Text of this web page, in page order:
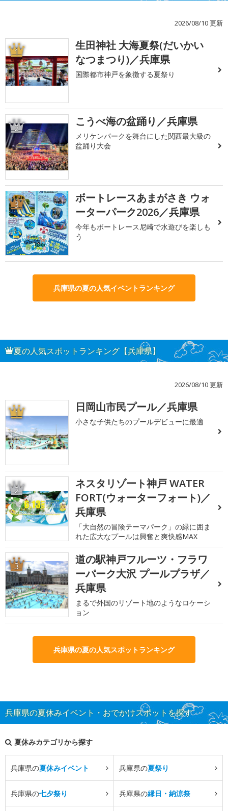
2026/08/10 更新
1
生田神社 大海夏祭(だいかい
なつまつり)／兵庫県
国際都市神戸を象徴する夏祭り
2 こうべ海の盆踊り／兵庫県
メリケンパークを舞台にした関西最大級の
盆踊り大会
3
ボートレースあまがさき ウォ
ーターパーク2026／兵庫県
今年もボートレース尼崎で水遊びを楽しも
う
兵庫県の夏の人気イベントランキング
夏の人気スポットランキング【兵庫県】
2026/08/10 更新
1 日岡山市民プール／兵庫県
小さな子供たちのプールデビューに最適
2
ネスタリゾート神戸 WATER
FORT(ウォーターフォート)／
兵庫県
「大自然の冒険テーマパーク」の緑に囲ま
れた広大なプールは興奮と爽快感MAX
3
道の駅神戸フルーツ・フラワ
ーパーク大沢 プールプラザ／
兵庫県
まるで外国のリゾート地のようなロケーシ
ョン
兵庫県の夏の人気スポットランキング
兵庫県の夏休みイベント・おでかけスポットを探す
夏休みカテゴリから探す
兵庫県の夏休みイベント 兵庫県の夏祭り
兵庫県の七夕祭り 兵庫県の縁日・納涼祭